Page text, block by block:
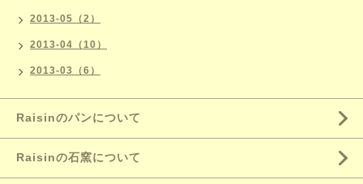
2013-05（2）
2013-04（10）
2013-03（6）
Raisinのパンについて
Raisinの石窯について